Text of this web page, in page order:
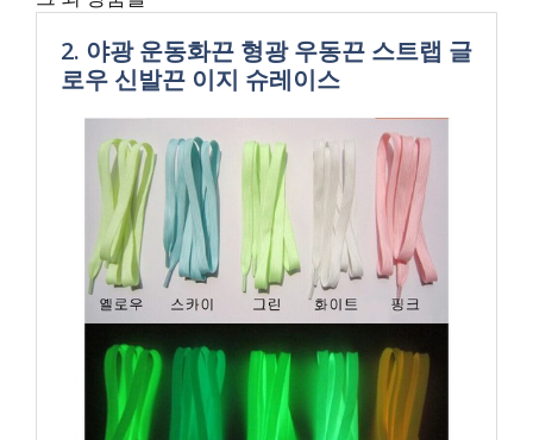
2. 야광 운동화끈 형광 우동끈 스트랩 글
로우 신발끈 이지 슈레이스